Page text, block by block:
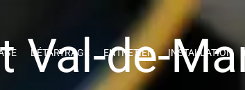
DÉTARTRAGE ENTRETIEN INSTALLATION
Val-de-